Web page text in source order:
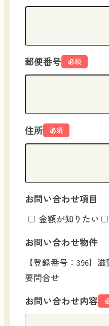
郵便番号 必須
住所 必須
お問い合わせ項目
金額が知りたい
お問い合わせ物件
【登録番号：396】
要問合せ
お問い合わせ内容